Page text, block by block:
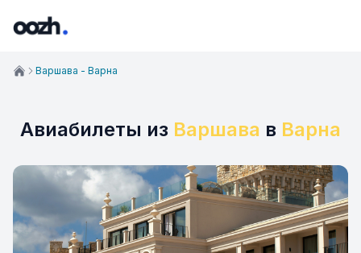
Авиабилеты из Варшава в Варна
Варшава - Варна